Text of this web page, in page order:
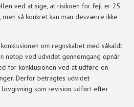
ved at sige, at risikoen for fejl er 25
så konkret kan man desværre ikke
om regnskabet med såkaldt
netop ved udvidet gennemgang opnår
for konklusionen ved at udføre en
Derfor betragtes udvidet
lovgivning som revision udført efter